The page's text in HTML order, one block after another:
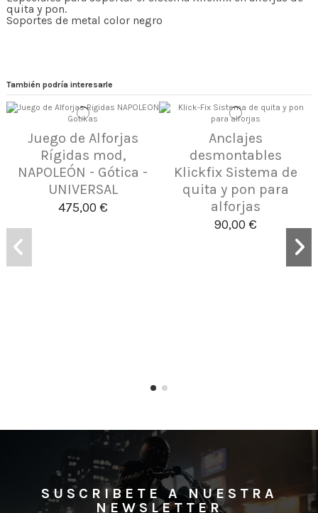
quita y pon.
Soportes de metal color negro
También podría interesarle
Juego de Alforjas
Rígidas mod,
NAPOLEÓN - Gótica -
UNIVERSAL
475,00 €
Anclajes
desmontables
Klickfix Sistema de
quita y pon para
alforjas
90,00 €
SUSCRIBETE A NUESTRA
NEWSLETTER